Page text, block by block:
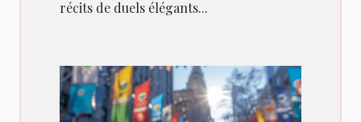
récits de duels élégants...